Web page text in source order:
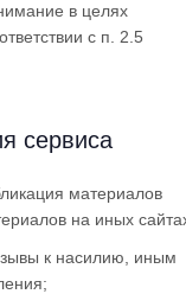
в целях
с п. 2.5
сервиса
материалов
на иных
к насилию, иным